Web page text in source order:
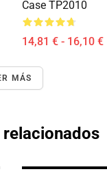
Case TP2010
14,81 € - 16,10 €
MÁS